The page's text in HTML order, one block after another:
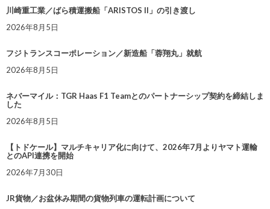
川崎重工業／ばら積運搬船「ARISTOS II」の引き渡し
2026年8月5日
フジトランスコーポレーション／新造船「蓉翔丸」就航
2026年8月5日
ネバーマイル：TGR Haas F1 Teamとのパートナーシップ契約を締結しま
した
2026年8月5日
【トドケール】マルチキャリア化に向けて、2026年7月よりヤマト運輸
とのAPI連携を開始
2026年7月30日
JR貨物／お盆休み期間の貨物列車の運転計画について